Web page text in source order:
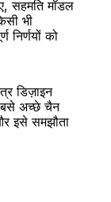
सहमति मॉडल
भी
निर्णयों को
डिज़ाइन
अच्छे चैन
इसे समझौता